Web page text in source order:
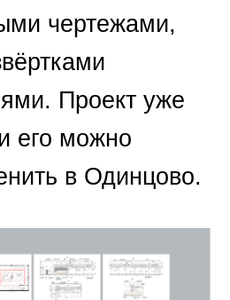
чертежами,
Проект уже
его можно
в Одинцово.